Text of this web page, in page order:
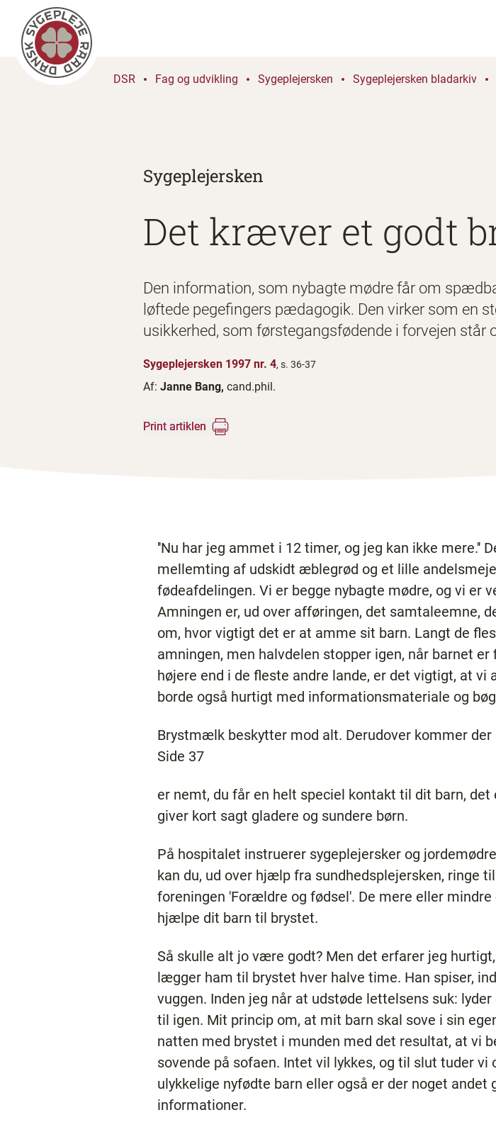
DSR Fag og udvikling Sygeplejersken Sygeplejersken bladarkiv
Sygeplejersken
Det kræver et godt
Den information, som nybagte mødre får om
løftede pegefingers pædagogik. Den virker som en
usikkerhed, som førstegangsfødende i forvejen står
Sygeplejersken 1997 nr. 4, s. 36-37
Af: Janne Bang, cand.phil.
Print artiklen
''Nu har jeg ammet i 12 timer, og jeg kan ikke mere.''
mellemting af udskidt æblegrød og et lille
fødeafdelingen. Vi er begge nybagte mødre, og vi
Amningen er, ud over afføringen, det samtaleemne,
om, hvor vigtigt det er at amme sit barn. Langt de
amningen, men halvdelen stopper igen, når barnet
højere end i de fleste andre lande, er det vigtigt, at
borde også hurtigt med informationsmateriale og
Brystmælk beskytter mod alt. Derudover kommer
Side 37
er nemt, du får en helt speciel kontakt til dit barn,
giver kort sagt gladere og sundere børn.
På hospitalet instruerer sygeplejersker og
kan du, ud over hjælp fra sundhedsplejersken, ringe
foreningen 'Forældre og fødsel'. De mere eller
hjælpe dit barn til brystet.
Så skulle alt jo være godt? Men det erfarer jeg
lægger ham til brystet hver halve time. Han spiser,
vuggen. Inden jeg når at udstøde lettelsens suk:
til igen. Mit princip om, at mit barn skal sove i sin
natten med brystet i munden med det resultat, at vi
sovende på sofaen. Intet vil lykkes, og til slut tuder
ulykkelige nyfødte barn eller også er der noget
informationer.